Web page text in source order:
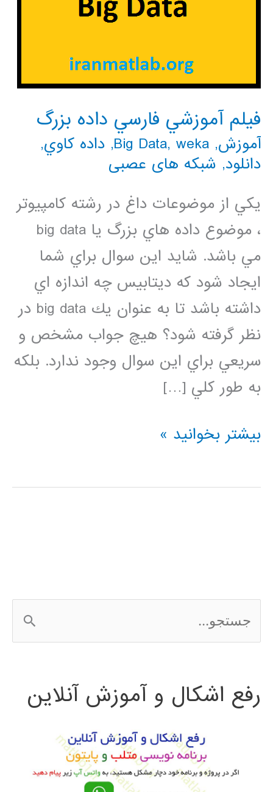
فيلم آموزشي فارسي داده بزرگ
آموزش,
Big Data, weka
, داده كاوي,
دانلود, شبکه های عصبی
يكي از موضوعات داغ در رشته كامپيوتر
، موضوع داده هاي بزرگ يا big data
مي باشد. شايد اين سوال براي شما
ايجاد شود كه ديتابيس چه اندازه اي
داشته باشد تا به عنوان يك big data در
نظر گرفته شود؟ هيچ جواب مشخص و
سريعي براي اين سوال وجود ندارد. بلكه
به طور كلي […]
فيلم
فارسي
بیشتر بخوانید »
س
ج
رفع اشکال و آموزش آنلاین